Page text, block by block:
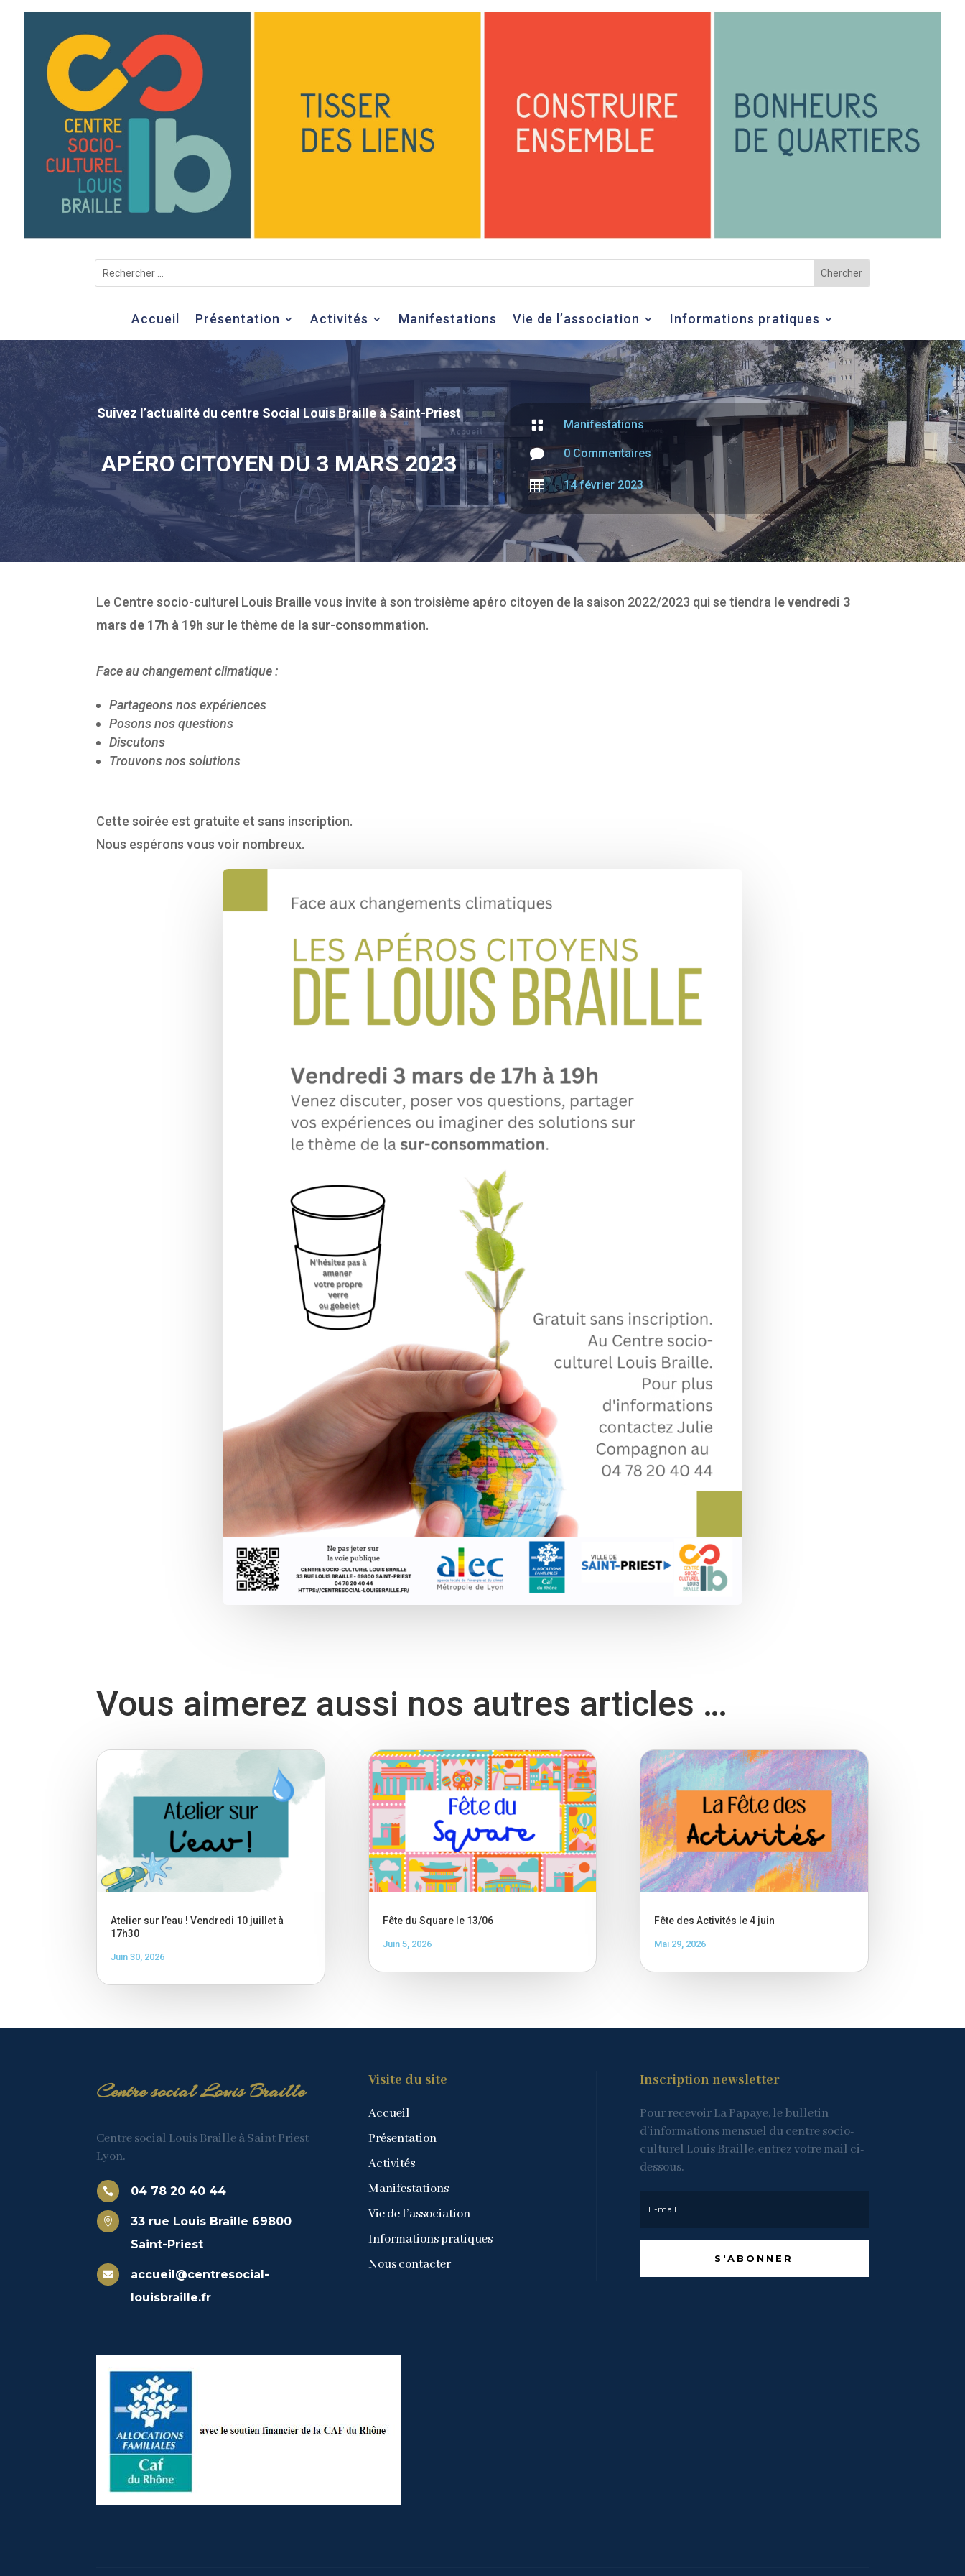
Accueil Présentation Activités Manifestations Vie de l’association Informations pratiques
Suivez l’actualité du centre Social Louis Braille à Saint-Priest
APÉRO CITOYEN DU 3 MARS 2023
 Manifestations
 0 Commentaires
 14 février 2023
Le Centre socio-culturel Louis Braille vous invite à son troisième apéro citoyen de la saison 2022/2023 qui se tiendra le vendredi 3
mars de 17h à 19h sur le thème de la sur-consommation.
Face au changement climatique :
Partageons nos expériences
Posons nos questions
Discutons
Trouvons nos solutions
Cette soirée est gratuite et sans inscription.
Nous espérons vous voir nombreux.
Vous aimerez aussi nos autres articles …
Atelier sur l’eau ! Vendredi 10 juillet à
17h30
Juin 30, 2026
Fête du Square le 13/06
Juin 5, 2026
Fête des Activités le 4 juin
Mai 29, 2026
Centre social Louis Braille
Centre social Louis Braille à Saint Priest
Lyon.
 04 78 20 40 44

33 rue Louis Braille 69800
Saint-Priest

accueil@centresocial-
louisbraille.fr
Visite du site
Accueil
Présentation
Activités
Manifestations
Vie de l’association
Informations pratiques
Nous contacter
Inscription newsletter
Pour recevoir La Papaye, le bulletin
d’informations mensuel du centre socio-
culturel Louis Braille, entrez votre mail ci-
dessous.
S'ABONNER